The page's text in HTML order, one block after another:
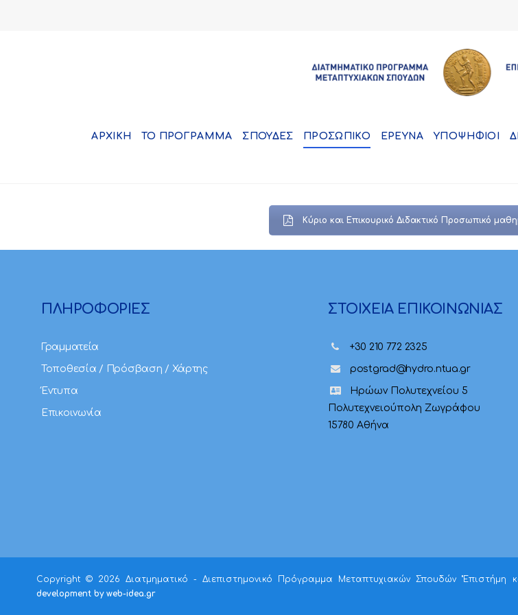
ΑΡΧΙΚΗ ΤΟ ΠΡΟΓΡΑΜΜΑ ΣΠΟΥΔΕΣ ΠΡΟΣΩΠΙΚΟ ΕΡΕΥΝΑ ΥΠΟΨΗΦΙΟΙ
Κύριο και Επικουρικό Διδακτικό Προσωπικό
ΠΛΗΡΟΦΟΡΙΕΣ
Γραμματεία
Τοποθεσία / Πρόσβαση / Χάρτης
Έντυπα
Επικοινωνία
ΣΤΟΙΧΕΙΑ ΕΠΙΚΟΙΝΩΝΙΑΣ
+30 210 772 2325
postgrad@hydro.ntua.gr
Ηρώων Πολυτεχνείου 5
Πολυτεχνειούπολη Ζωγράφου
15780 Αθήνα
Copyright © 2026 Διατμηματικό - Διεπιστημονικό Πρόγραμμα Μεταπτυχιακών Σπουδών "Επιστήμη
development by web-idea.gr